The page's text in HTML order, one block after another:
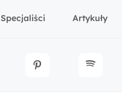
Specjaliści Artykuły